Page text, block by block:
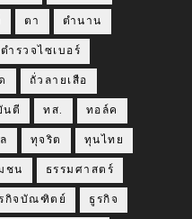
ตา ตำนาน
ตำรวจไซเบอร์
ถั่วลายเสือ
นตี ทส. ทอล์ค
ทุจริต ทุนไทย
ชน ธรรมศาสตร์
กิจบัณฑิตย์ ธูรกิจ